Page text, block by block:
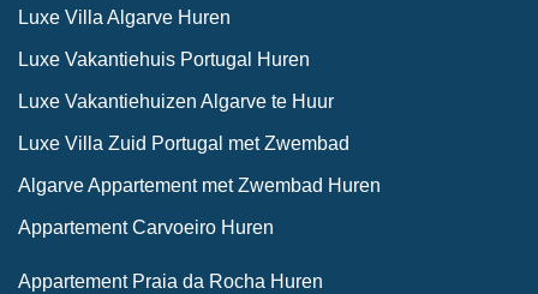
Luxe Villa Algarve Huren
Luxe Vakantiehuis Portugal Huren
Luxe Vakantiehuizen Algarve te Huur
Luxe Villa Zuid Portugal met Zwembad
Algarve Appartement met Zwembad Huren
Appartement Carvoeiro Huren
Appartement Praia da Rocha Huren